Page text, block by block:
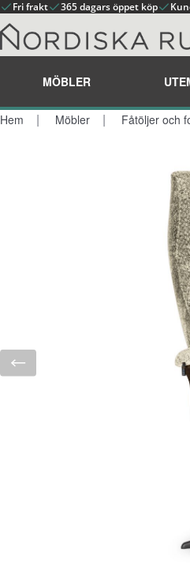
Fri frakt 365 dagars öppet köp
MÖBLER
Hem Möbler Fåtöljer och